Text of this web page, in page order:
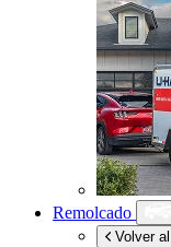
Remolcado
Volver